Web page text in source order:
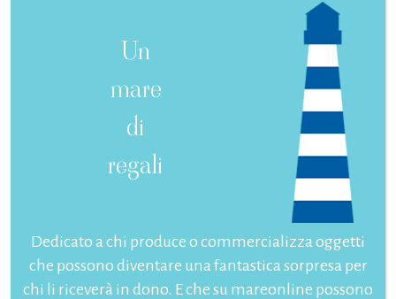
Un
mare
di
regali
Dedicato a chi produce o commercializza oggetti
che possono diventare una fantastica sorpresa per
chi li riceverà in dono. E che su mareonline possono